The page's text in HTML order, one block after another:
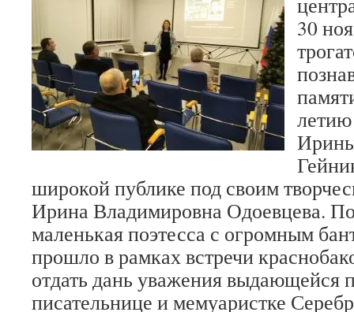
30
широкой публике под своим
Ирина Владимировна Одоевцева.
маленькая поэтесса с огромным
прошло в рамках встречи
отдать дань уважения выдающейся
писательнице и мемуаристке